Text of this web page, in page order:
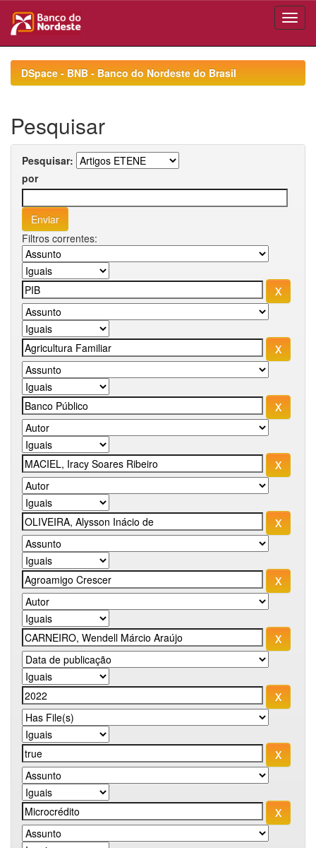
navigationDSpace - BNB - Banco do Nordeste do Brasil
Pesquisar
Pesquisar:
por
Filtros correntes: